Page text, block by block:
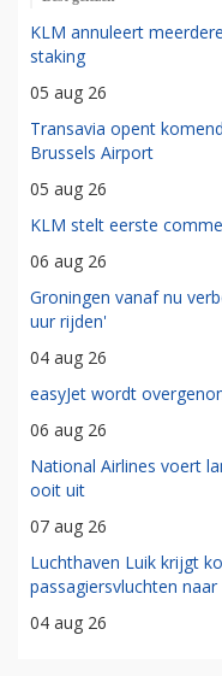
KLM annuleert
staking
05 aug 26
Transavia opent
Brussels Airport
05 aug 26
KLM stelt eerste
06 aug 26
Groningen vanaf nu
uur rijden'
04 aug 26
easyJet wordt
06 aug 26
National Airlines voert
ooit uit
07 aug 26
Luchthaven Luik krijgt
passagiersvluchten
04 aug 26